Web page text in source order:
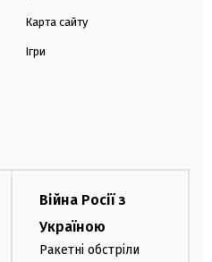
Карта сайту
Ігри
Війна Росії з
Україною
Ракетні обстріли